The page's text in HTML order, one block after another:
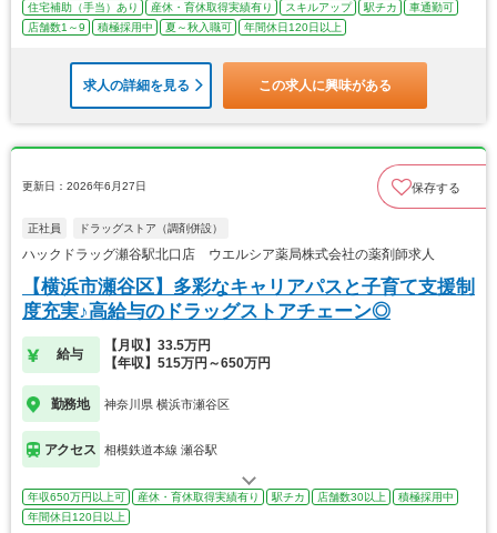
住宅補助（手当）あり
産休・育休取得実績有り スキルアップ 駅チカ
車通勤可
店舗数1～9
積極採用中 夏～秋入職可 年間休日120日以上
求人の詳細を見る この求人に興味がある
更新日：2026年6月27日 保存する
正社員 ドラッグストア（調剤併設）
ハックドラッグ瀬谷駅北口店 ウエルシア薬局株式会社の薬剤師求人
【横浜市瀬谷区】多彩なキャリアパスと子育て支援制
度充実♪高給与のドラッグストアチェーン◎
給与
【月収】33.5万円
【年収】515万円～650万円
勤務地 神奈川県 横浜市瀬谷区
アクセス 相模鉄道本線 瀬谷駅
年収650万円以上可 産休・育休取得実績有り 駅チカ 店舗数30以上
積極採用中
年間休日120日以上